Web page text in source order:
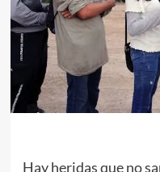
Hay heridas que no